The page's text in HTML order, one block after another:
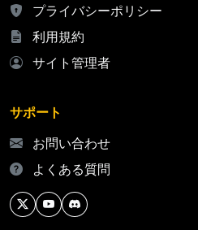
プライバシーポリシー
利用規約
サイト管理者
サポート
お問い合わせ
よくある質問